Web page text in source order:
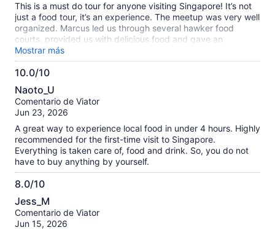
This is a must do tour for anyone visiting Singapore! It’s not
just a food tour, it’s an experience. The meetup was very well
organized. Marcus led us through several hawker food
courts, provided us with delicious food and gave an
explanation for everything we ate. We were able to take
pictures with many of the owners of the stalls and learn
about their history with the food. The food experience
We ate every well known food (and others that were new to
me). You will be well fed and satisfied by the end! His trusty
assistant Ng was very helpful and friendly. In addition to the
food, we also learned a great deal about the history of
Singapore, specifically history of Chinatown and the
surrounding areas. The visit includes the visit to the Buddha
relic temple where Marcus gave us more information than
any guidebook could. We had a wonderful day and I would
do this tour again!
Mostrar más
10.0/10
10.0
de
10
Naoto_U
Comentario de Viator
Jun 23, 2026
A great way to experience local food in under 4 hours. Highly
recommended for the first-time visit to Singapore.
Everything is taken care of, food and drink. So, you do not
have to buy anything by yourself.
8.0/10
8.0
de
10
Jess_M
Comentario de Viator
Jun 15, 2026